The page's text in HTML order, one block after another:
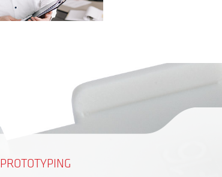
PROTOTYPING